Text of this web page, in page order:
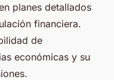
planes detallados
financiera.
de
económicas y su